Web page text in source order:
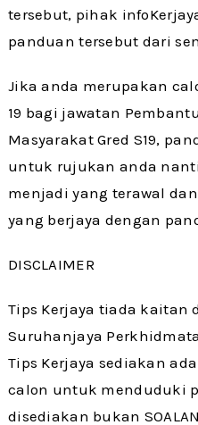
tersebut, pihak
panduan tersebut dari
Jika anda merupakan
19 bagi jawatan
Masyarakat Gred S19,
untuk rujukan anda
menjadi yang terawal
yang berjaya dengan
DISCLAIMER
Tips Kerjaya tiada kaitan
Suruhanjaya
Tips Kerjaya sediakan
calon untuk menduduki
disediakan bukan